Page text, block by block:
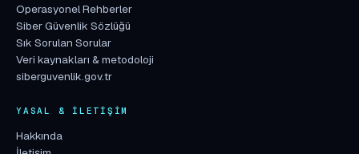
Operasyonel Rehberler
Siber Güvenlik Sözlüğü
Sık Sorulan Sorular
Veri kaynakları & metodoloji
siberguvenlik.gov.tr
YASAL & İLETIŞIM
Hakkında